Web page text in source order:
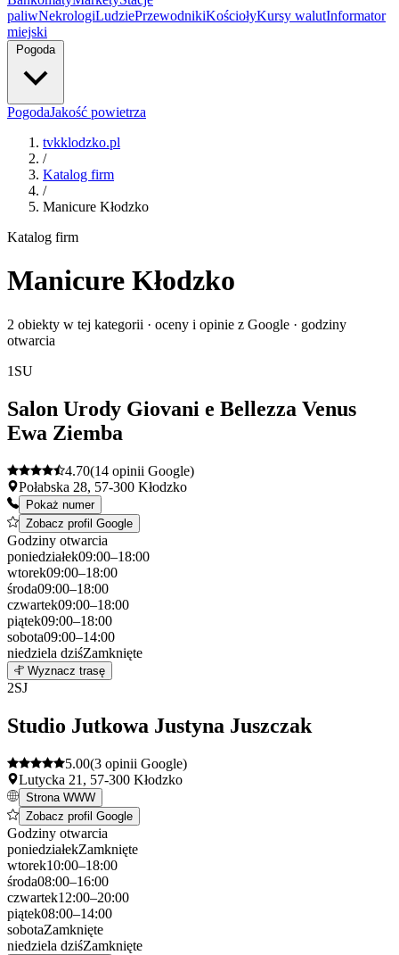
paliwNekrologiLudziePrzewodnikiKościołyKursy walutInformator
miejski
Pogoda
PogodaJakość powietrza
tvkklodzko.pl
/
Katalog firm
/
Manicure Kłodzko
Katalog firm
Manicure Kłodzko
2 obiekty w tej kategorii · oceny i opinie z Google · godziny
otwarcia
1 SU
Salon Urody Giovani e Bellezza Venus
Ewa Ziemba
4.70(14 opinii Google)
Połabska 28, 57-300 Kłodzko
Pokaż numer
Zobacz profil Google
Godziny otwarcia
poniedziałek09:00–18:00
wtorek09:00–18:00
środa09:00–18:00
czwartek09:00–18:00
piątek09:00–18:00
sobota09:00–14:00
niedziela dziśZamknięte
+
Wyznacz trasę
2SJ
Studio Jutkowa Justyna Juszczak
5.00(3 opinii Google)
Lutycka 21, 57-300 Kłodzko
Strona WWW
Zobacz profil Google
Godziny otwarcia
poniedziałekZamknięte
wtorek10:00–18:00
środa08:00–16:00
czwartek12:00–20:00
piątek08:00–14:00
sobotaZamknięte
niedziela dziśZamknięte